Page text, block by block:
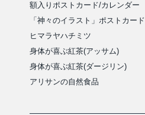
額入りポストカード/カレンダー
「神々のイラスト」ポストカード
ヒマラヤハチミツ
身体が喜ぶ紅茶(アッサム)
身体が喜ぶ紅茶(ダージリン)
アリサンの自然食品